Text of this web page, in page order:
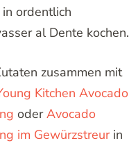
ordentlich
al Dente kochen.
zusammen mit
Kitchen Avocado
oderAvocado
im Gewürzstreurin